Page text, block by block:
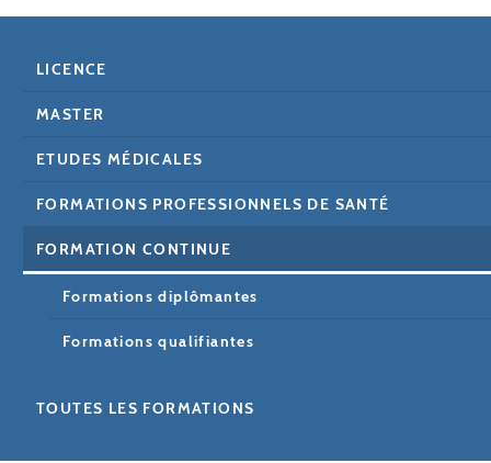
LICENCE
MASTER
ETUDES MÉDICALES
FORMATIONS PROFESSIONNELS DE SANTÉ
FORMATION CONTINUE
Formations diplômantes
Formations qualifiantes
TOUTES LES FORMATIONS